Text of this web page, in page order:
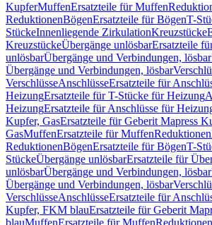
KupferMuffenErsatzteile für Muffen
ReduktionenBögenErsatzteile für BögenT-
StückeInnenliegende ZirkulationKreuzstücke
KreuzstückeÜbergänge unlösbarErsatzteile
unlösbarÜbergänge und Verbindungen, lösbar
Übergänge und Verbindungen, lösbar
VerschlüsseAnschlüsseErsatzteile für
HeizungErsatzteile für T-Stücke für Heizung
HeizungErsatzteile für Anschlüsse für
Kupfer, GasErsatzteile für Geberit Mapress
GasMuffenErsatzteile für MuffenReduktionen
ReduktionenBögenErsatzteile für BögenT-
StückeÜbergänge unlösbarErsatzteile für
unlösbarÜbergänge und Verbindungen, lösbar
Übergänge und Verbindungen, lösbar
VerschlüsseAnschlüsseErsatzteile für
Kupfer, FKM blauErsatzteile für Geberit
blauMuffenErsatzteile für MuffenReduktionen